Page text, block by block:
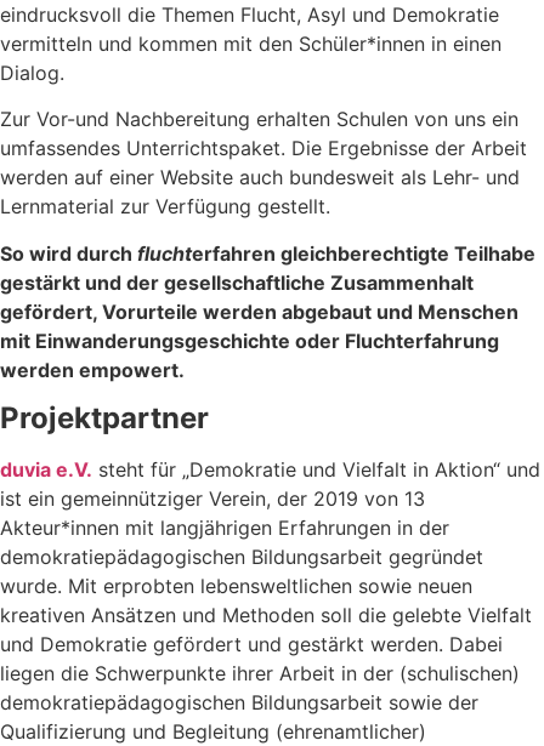
eindrucksvoll die Themen Flucht, Asyl und Demokratie
vermitteln und kommen mit den Schüler*innen in einen
Dialog.
Zur Vor-und Nachbereitung erhalten Schulen von uns ein
umfassendes Unterrichtspaket. Die Ergebnisse der Arbeit
werden auf einer Website auch bundesweit als Lehr- und
Lernmaterial zur Verfügung gestellt.
So wird durch fluchterfahren gleichberechtigte Teilhabe
gestärkt und der gesellschaftliche Zusammenhalt
gefördert, Vorurteile werden abgebaut und Menschen
mit Einwanderungsgeschichte oder Fluchterfahrung
werden empowert.
Projektpartner
duvia e.V. steht für „Demokratie und Vielfalt in Aktion“ und
ist ein gemeinnütziger Verein, der 2019 von 13
Akteur*innen mit langjährigen Erfahrungen in der
demokratiepädagogischen Bildungsarbeit gegründet
wurde. Mit erprobten lebensweltlichen sowie neuen
kreativen Ansätzen und Methoden soll die gelebte Vielfalt
und Demokratie gefördert und gestärkt werden. Dabei
liegen die Schwerpunkte ihrer Arbeit in der (schulischen)
demokratiepädagogischen Bildungsarbeit sowie der
Qualifizierung und Begleitung (ehrenamtlicher)